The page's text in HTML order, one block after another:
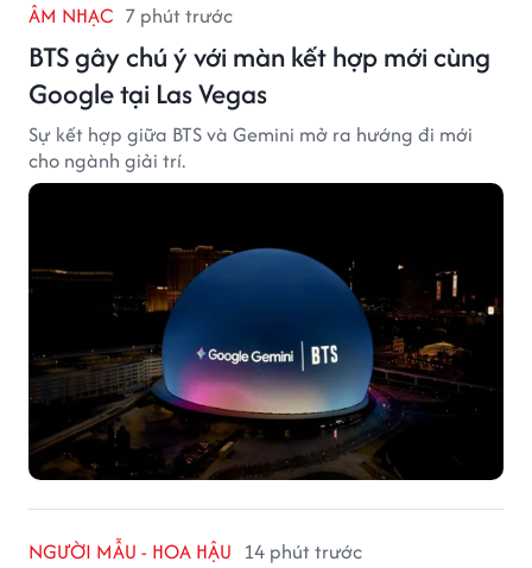
ÂM NHẠC 7 phút trước
BTS gây chú ý với màn kết hợp mới cùng
Google tại Las Vegas
Sự kết hợp giữa BTS và Gemini mở ra hướng đi mới
cho ngành giải trí.
NGƯỜI MẪU - HOA HẬU 14 phút trước